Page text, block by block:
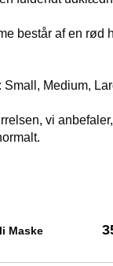
består af en rød
Small, Medium,
vi
Maske